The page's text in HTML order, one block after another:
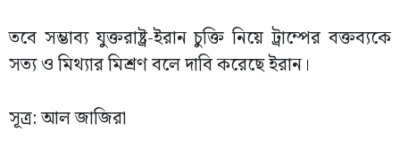
তবে সম্ভাব্য যুক্তরাষ্ট্র-ইরান চুক্তি নিয়ে ট্রাম্পের বক্তব্যকে
সত্য ও মিথ্যার মিশ্রণ বলে দাবি করেছে ইরান।
সূত্র: আল জাজিরা